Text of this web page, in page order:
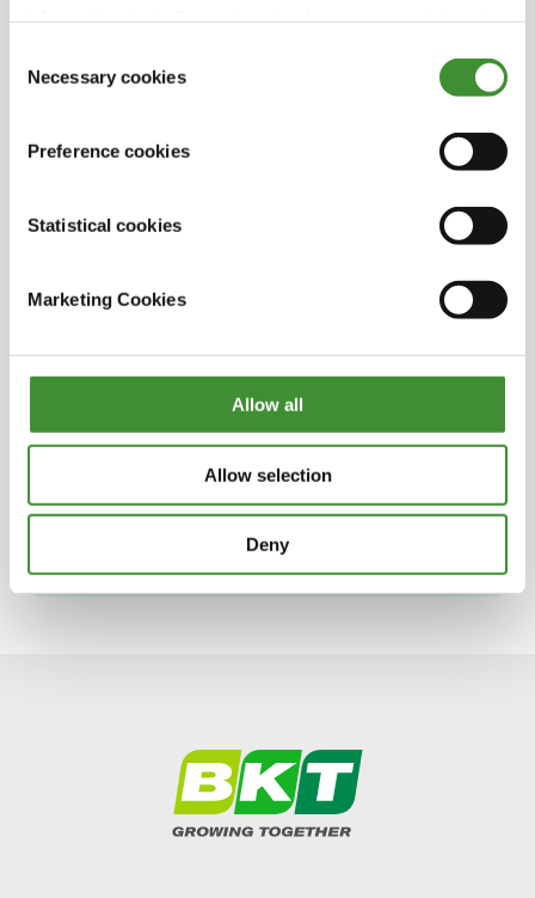
Selection
Necessary cookies
Preference cookies
Statistical cookies
Marketing Cookies
Allow all
Allow selection
Deny
de mai sus sau, pentru mai multe informații
despre gama specializată de anvelope agricole
anvelopele agricole!
Flotabilitatea anvelopei se referă la cât de
mult plutește anvelopa deasupra solului sau
cât de mult se înfige în sol.
Progresele în tehnologia tractoarelor și a
anvelopelor sunt imperative pentru creșterea
randamentului culturilor.